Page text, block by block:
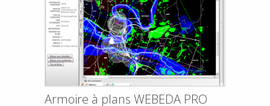
Armoire à plans WEBEDA PRO